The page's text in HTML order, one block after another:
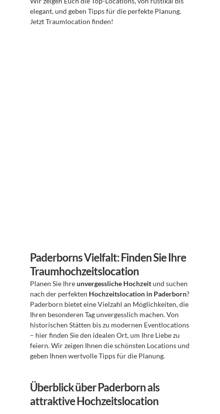
elegant, und geben Tipps für die perfekte Planung.
Jetzt Traumlocation finden!
Paderborns Vielfalt: Finden Sie Ihre
Traumhochzeitslocation
Planen Sie Ihre unvergessliche Hochzeit und suchen
nach der perfekten Hochzeitslocation in Paderborn?
Paderborn bietet eine Vielzahl an Möglichkeiten, die
Ihren besonderen Tag unvergesslich machen. Von
historischen Stätten bis zu modernen Eventlocations
– hier finden Sie den idealen Ort, um Ihre Liebe zu
feiern. Wir zeigen Ihnen die schönsten Locations und
geben Ihnen wertvolle Tipps für die Planung.
Überblick über Paderborn als
attraktive Hochzeitslocation